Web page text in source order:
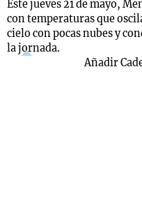
Este jueves 21 de mayo,
con temperaturas que
cielo con pocas nubes y
la jornada.
Añadir